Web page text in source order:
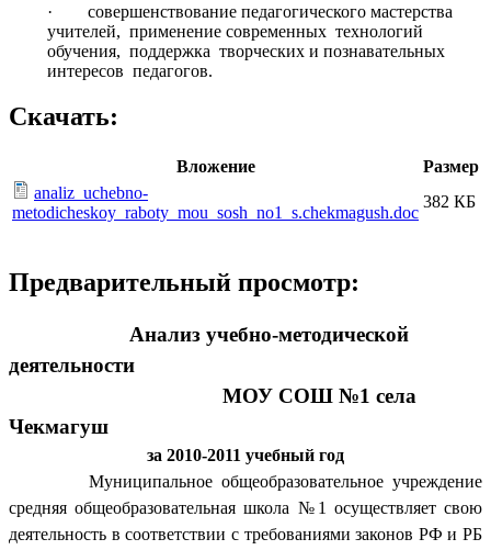
· совершенствование педагогического мастерства
учителей, применение современных технологий
обучения, поддержка творческих и познавательных
интересов педагогов.
Скачать:
Вложение
Размер
analiz_uchebno-
metodicheskoy_raboty_mou_sosh_no1_s.chekmagush.doc
382 КБ
Предварительный просмотр:
Анализ учебно-методической
деятельности
МОУ СОШ №1 села
Чекмагуш
за 2010-2011 учебный год
Муниципальное общеобразовательное учреждение
средняя общеобразовательная школа №1 осуществляет свою
деятельность в соответствии с требованиями законов РФ и РБ